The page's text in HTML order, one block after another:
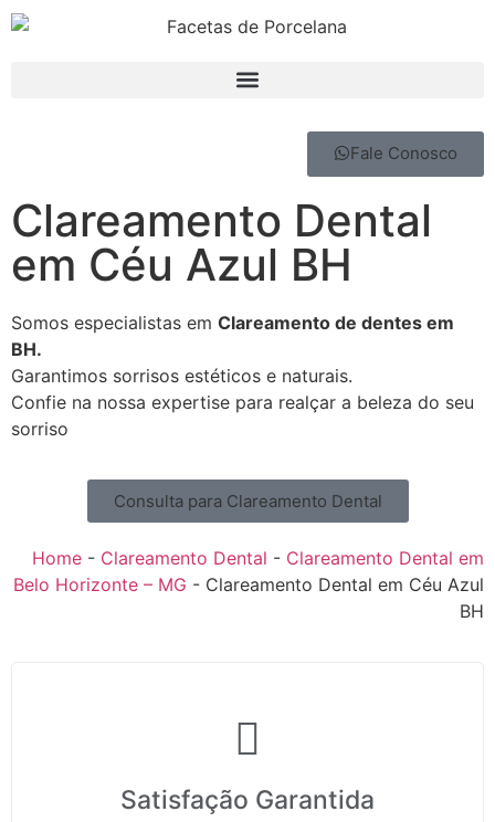
Fale Conosco
Clareamento Dental
em Céu Azul BH
Somos especialistas em Clareamento de dentes em
BH.
Garantimos sorrisos estéticos e naturais.
Confie na nossa expertise para realçar a beleza do seu
sorriso
Consulta para Clareamento Dental
Home - Clareamento Dental - Clareamento Dental em
Belo Horizonte – MG - Clareamento Dental em Céu Azul
BH
Satisfação Garantida